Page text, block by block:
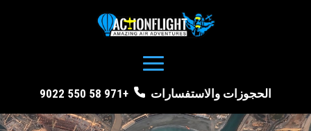
الحجوزات والاستفسارات +971 58 550 9022